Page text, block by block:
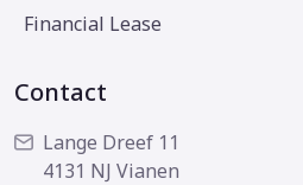
Financial Lease
Contact
Lange Dreef 11
4131 NJ Vianen